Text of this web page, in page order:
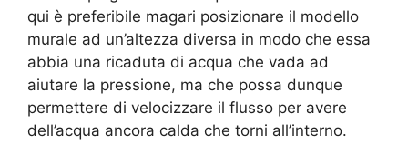
qui è preferibile magari posizionare il modello
murale ad un’altezza diversa in modo che essa
abbia una ricaduta di acqua che vada ad
aiutare la pressione, ma che possa dunque
permettere di velocizzare il flusso per avere
dell’acqua ancora calda che torni all’interno.